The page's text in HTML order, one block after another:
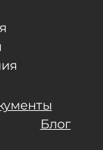
Блог